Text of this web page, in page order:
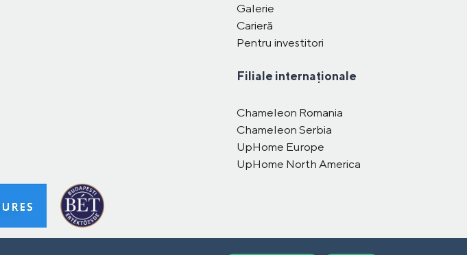
Galerie
Carieră
Pentru investitori
Filiale internaționale
Chameleon Romania
Chameleon Serbia
UpHome Europe
UpHome North America